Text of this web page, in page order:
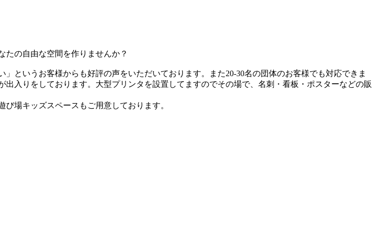
の自由な空間を作りませんか？
というお客様からも好評の声をいただいております。また20-30名の団体のお客様でも対応できま
入りをしております。大型プリンタを設置してますのでその場で、名刺・看板・ポスターなどの販
場キッズスペースもご用意しております。